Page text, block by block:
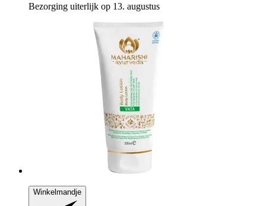
Bezorging uiterlijk op 13. augustus
Winkelmandje